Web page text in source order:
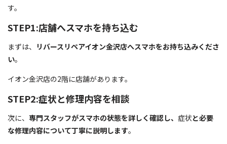
す。
STEP1:店舗へスマホを持ち込む
まずは、
リバースリペアイオン金沢店へスマホをお持ち込みくださ
い。
イオン金沢店の2階に店舗があります。
STEP2:症状と修理内容を相談
次に、 専門スタッフがスマホの状態を詳しく確認し、 症状と必要
な修理内容について丁寧に説明します。